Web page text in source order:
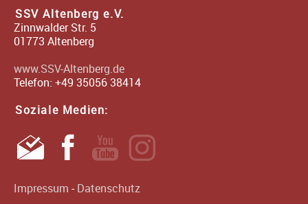
SSV Altenberg e.V.
Zinnwalder Str. 5
01773 Altenberg
www.SSV-Altenberg.de
Telefon: +49 35056 38414
Soziale Medien:
Impressum - Datenschutz